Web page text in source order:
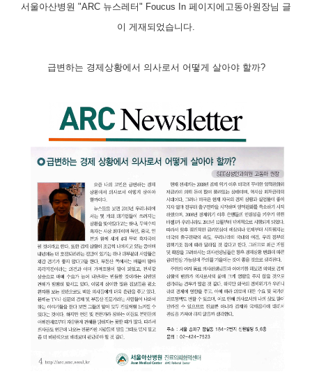
서울아산병원 "ARC 뉴스레터" Foucus In 페이지에고동아원장님 글
이 게재되었습니다.
급변하는 경제상황에서 의사로서 어떻게 살아야 할까?